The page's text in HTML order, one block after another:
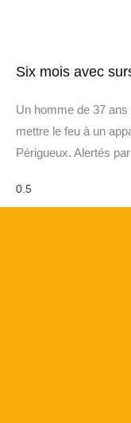
Six mois avec
Un homme de 37
mettre le feu à un
Périgueux. Alertés